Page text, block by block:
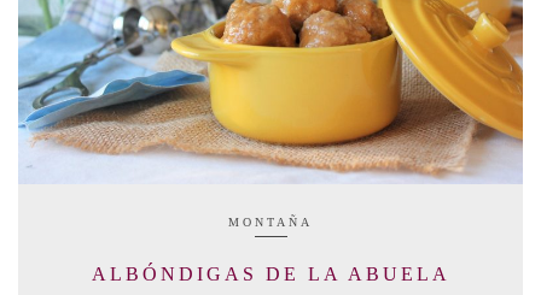
MONTAÑA
ALBÓNDIGAS DE LA ABUELA